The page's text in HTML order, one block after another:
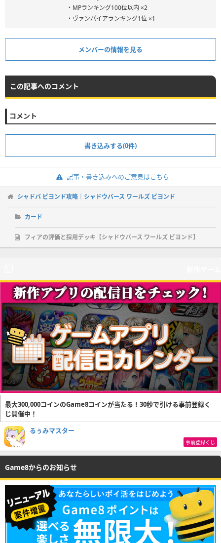
・MPランキング100位以内 ×2
・ヴァンパイアランキング1位 ×1
メンバーの情報を見る
この記事へのコメント
コメント
書き込みする(0件)
記事・書き込みへのご意見はこちら
シャドバ ビヨンド攻略｜シャドウバース ワールズ ビヨンド
カード
フィアの評価と採用デッキ【シャドウバース ワールズ ビヨンド】
最大300,000コインのGame8コインが当たる！30秒で引ける事前登録く
じ開催中！
るぅみマスター
事前登録くじ
Game8からのお知らせ